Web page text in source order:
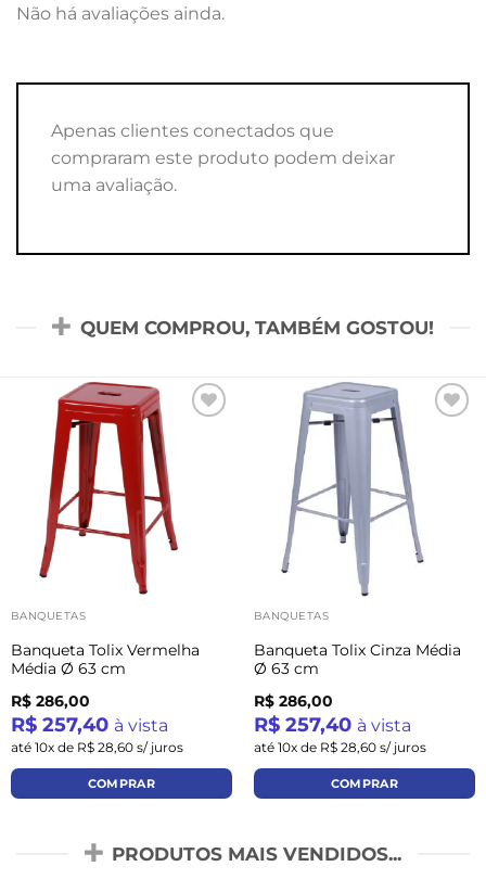
Não há avaliações ainda.
Apenas clientes conectados que
compraram este produto podem deixar
uma avaliação.
QUEM COMPROU, TAMBÉM GOSTOU!
Add to
BANQUETAS
Banqueta Tolix Vermelha
Média Ø 63 cm
R$ 286,00
R$ 257,40 à vista
até 10x de R$ 28,60 s/ juros
COMPRAR
Add to
BANQUETAS
Banqueta Tolix Cinza Média
Ø 63 cm
R$ 286,00
R$ 257,40 à vista
até 10x de R$ 28,60 s/ juros
COMPRAR
PRODUTOS MAIS VENDIDOS...